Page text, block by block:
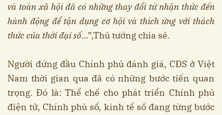
và toàn xã hội đã có những thay đổi từ nhận thức đến
hành động để tận dụng cơ hội và thích ứng với thách
thức của thời đại số…”,Thủ tướng chia sẻ.
Người đứng đầu Chính phủ đánh giá, CĐS ở Việt
Nam thời gian qua đã có những bước tiến quan
trọng. Đó là: Thể chế cho phát triển Chính phủ
điện tử, Chính phủ số, kinh tế số đang từng bước